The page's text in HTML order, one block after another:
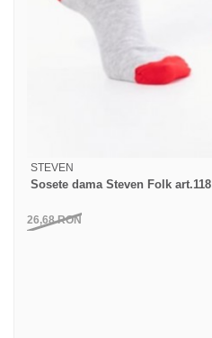
STEVEN
Sosete dama Steven Folk art.118
26,68RON